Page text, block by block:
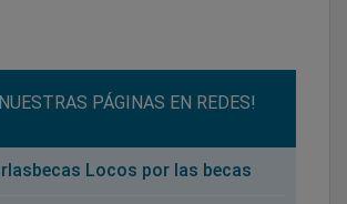
PÁGINAS EN REDES!
Locos por las becas